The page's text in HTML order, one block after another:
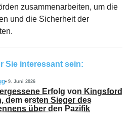
zusammenarbeiten, um die
und die Sicherheit der
Sie interessant sein:
9. Juni 2026
Erfolg von Kingsford
dem ersten Sieger des
über den Pazifik